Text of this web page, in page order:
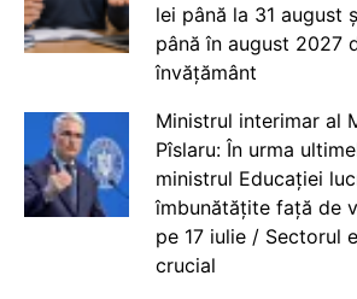
lei până la 31 august
până în august 2027
învățământ
Ministrul interimar al
Pîslaru: În urma
ministrul Educației
îmbunătățite față de
pe 17 iulie / Sectorul
crucial